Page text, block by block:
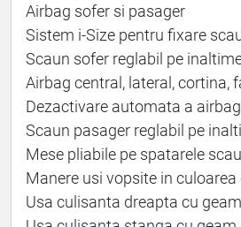
Airbag sofer si pasager
Sistem i-Size pentru fixare
Scaun sofer reglabil pe
Airbag central, lateral, cortina,
Dezactivare automata a
Scaun pasager reglabil pe
Mese pliabile pe spatarele
Manere usi vopsite in culoarea
Usa culisanta dreapta cu geam